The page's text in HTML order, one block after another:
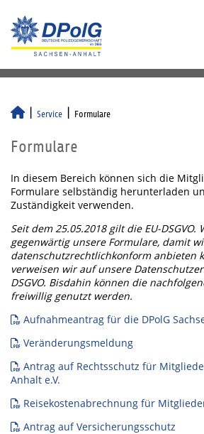
Service Formulare
Formulare
In diesem Bereich können sich die
Formulare selbständig herunterladen
Zuständigkeit verwenden.
Seit dem 25.05.2018 gilt die EU-
gegenwärtig unsere Formulare, damit
datenschutzrechtlichkonform anbieten
verweisen wir auf unsere
DSGVO. Bisdahin können die
freiwillig genutzt werden.
Aufnahmeantrag für die DPolG
Veränderungsmeldung
Antrag auf Rechtsschutz für
Anhalt e.V.
Reisekostenabrechnung für
Antrag auf Versicherungsschutz